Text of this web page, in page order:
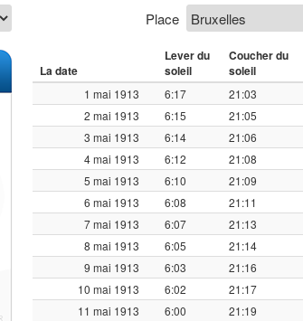
Place
La date
Lever du
soleil
Coucher du
soleil
1 mai 1913 6:17 21:03
2 mai 1913
6:15 21:05
3 mai 1913
6:14 21:06
4 mai 1913
6:12 21:08
5 mai 1913
6:10 21:09
6 mai 1913
6:08 21:11
7 mai 1913
6:07 21:13
8 mai 1913
6:05 21:14
9 mai 1913
6:03 21:16
10 mai 1913
6:02 21:17
11 mai 1913
6:00 21:19